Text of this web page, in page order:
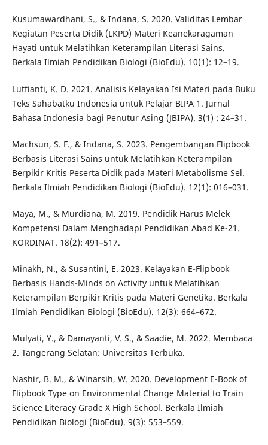
Kusumawardhani, S., & Indana, S. 2020. Validitas Lembar
Kegiatan Peserta Didik (LKPD) Materi Keanekaragaman
Hayati untuk Melatihkan Keterampilan Literasi Sains.
Berkala Ilmiah Pendidikan Biologi (BioEdu). 10(1): 12–19.
Lutfianti, K. D. 2021. Analisis Kelayakan Isi Materi pada Buku
Teks Sahabatku Indonesia untuk Pelajar BIPA 1. Jurnal
Bahasa Indonesia bagi Penutur Asing (JBIPA). 3(1) : 24–31.
Machsun, S. F., & Indana, S. 2023. Pengembangan Flipbook
Berbasis Literasi Sains untuk Melatihkan Keterampilan
Berpikir Kritis Peserta Didik pada Materi Metabolisme Sel.
Berkala Ilmiah Pendidikan Biologi (BioEdu). 12(1): 016–031.
Maya, M., & Murdiana, M. 2019. Pendidik Harus Melek
Kompetensi Dalam Menghadapi Pendidikan Abad Ke-21.
KORDINAT. 18(2): 491–517.
Minakh, N., & Susantini, E. 2023. Kelayakan E-Flipbook
Berbasis Hands-Minds on Activity untuk Melatihkan
Keterampilan Berpikir Kritis pada Materi Genetika. Berkala
Ilmiah Pendidikan Biologi (BioEdu). 12(3): 664–672.
Mulyati, Y., & Damayanti, V. S., & Saadie, M. 2022. Membaca
2. Tangerang Selatan: Universitas Terbuka.
Nashir, B. M., & Winarsih, W. 2020. Development E-Book of
Flipbook Type on Environmental Change Material to Train
Science Literacy Grade X High School. Berkala Ilmiah
Pendidikan Biologi (BioEdu). 9(3): 553–559.